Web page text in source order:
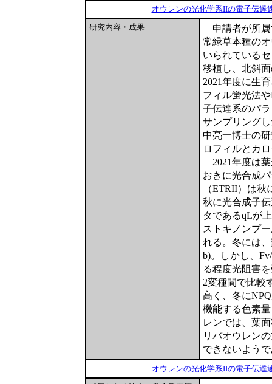
オウレンの光化学系IIの電子伝達
研究内容・成果
申請者が所属
常緑草本種の
いられている
移植し、北斜
2021年度に生
フィル蛍光法
子伝達系のパ
サンプリング
中亮一博士の
ロフィルとカ
2021年度は葉
おきに光合成
（ETRII）は
秋に光合成子
タであるqLが
ストキノンプ
れる。冬には
b)。しかし、
る程度光阻害
2変種間で比較
高く、冬に
機能する色素
レンでは、葉
リバオウレン
できないよう
オウレンの光化学系IIの電子伝達